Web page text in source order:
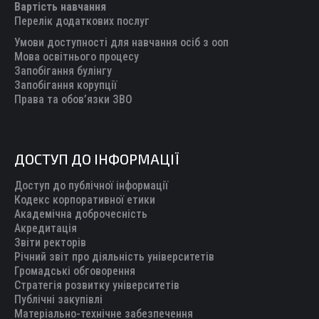
windowwindowwindowwindow
Вартість навчання
Перелік додаткових послуг
Умови доступності для навчання осіб з ооп
Мова освітнього процесу
Запобігання булінгу
Запобігання корупції
Права та обов’язки ЗВО
ДОСТУП ДО ІНФОРМАЦІЇ
Доступ до публічної інформації
Кодекс корпоративної етики
Академічна доброчесність
Акредитація
Звіти ректорів
Річний звіт про діяльність університетів
Громадські обговорення
Стратегія розвитку університетів
Публічні закупівлі
Матеріально-технічне забезпечення